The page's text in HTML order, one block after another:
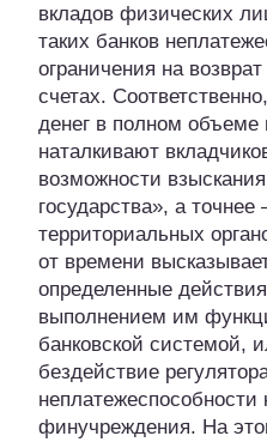
вкладов физических
таких банков
ограничения на
счетах.
денег в полном объеме
наталкивают
возможности
государства», а
территориальных
от времени
определенные
выполнением им
банковской системой,
бездействие
неплатежеспособности
финучреждения. На